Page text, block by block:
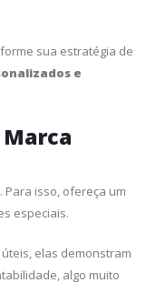
sua estratégia de
e
Marca
isso, ofereça um
especiais.
elas demonstram
algo muito